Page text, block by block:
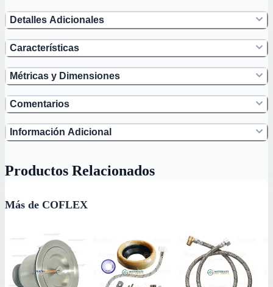
Detalles Adicionales
Características
Métricas y Dimensiones
Comentarios
Información Adicional
Productos Relacionados
Más de COFLEX